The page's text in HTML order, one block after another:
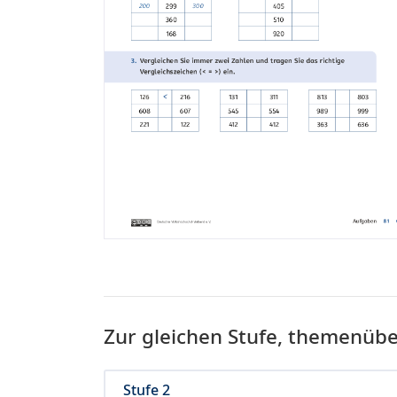
Zur gleichen Stufe,
Stufe 2